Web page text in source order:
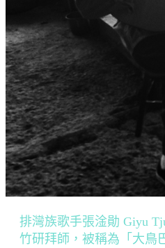
排灣族歌手張淦勛 Giyu
竹研拜師，被稱為「大鳥